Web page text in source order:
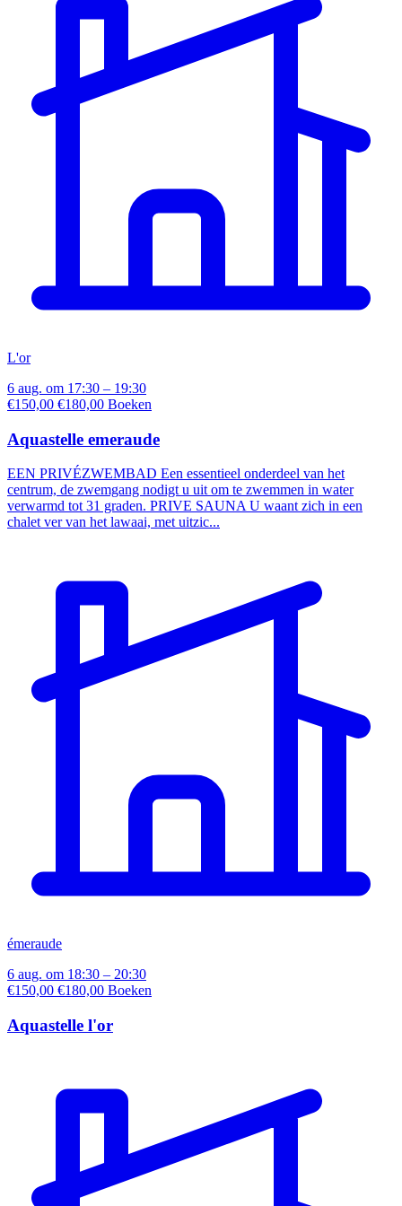
L'or
6 aug. om 17:30 – 19:30
€150,00 €180,00 Boeken
Aquastelle emeraude
EEN PRIVÉZWEMBAD Een essentieel onderdeel van het
centrum, de zwemgang nodigt u uit om te zwemmen in water
verwarmd tot 31 graden. PRIVE SAUNA U waant zich in een
chalet ver van het lawaai, met uitzic...
émeraude
6 aug. om 18:30 – 20:30
€150,00 €180,00 Boeken
Aquastelle l'or